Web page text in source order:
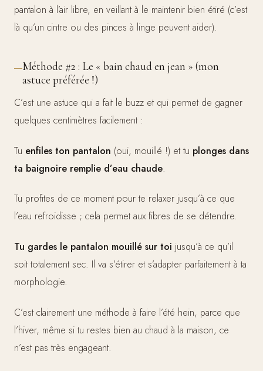
pantalon à l’air libre, en veillant à le maintenir bien étiré (c’est
là qu’un cintre ou des pinces à linge peuvent aider).
Méthode #2 : Le « bain chaud en jean » (mon
astuce préférée !)
C’est une astuce qui a fait le buzz et qui permet de gagner
quelques centimètres facilement :
Tu enfiles ton pantalon (oui, mouillé !) et tu plonges dans
ta baignoire remplie d’eau chaude.
Tu profites de ce moment pour te relaxer jusqu’à ce que
l’eau refroidisse ; cela permet aux fibres de se détendre.
Tu gardes le pantalon mouillé sur toi jusqu’à ce qu’il
soit totalement sec. Il va s’étirer et s’adapter parfaitement à ta
morphologie.
C’est clairement une méthode à faire l’été hein, parce que
l’hiver, même si tu restes bien au chaud à la maison, ce
n’est pas très engageant.